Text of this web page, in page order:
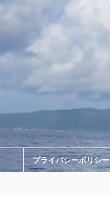
プライバシーポリシー